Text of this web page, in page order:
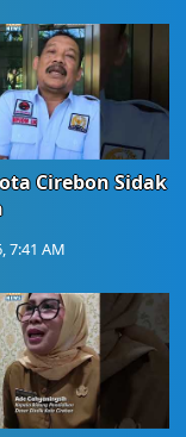
Cirebon Sidak
7:41 AM